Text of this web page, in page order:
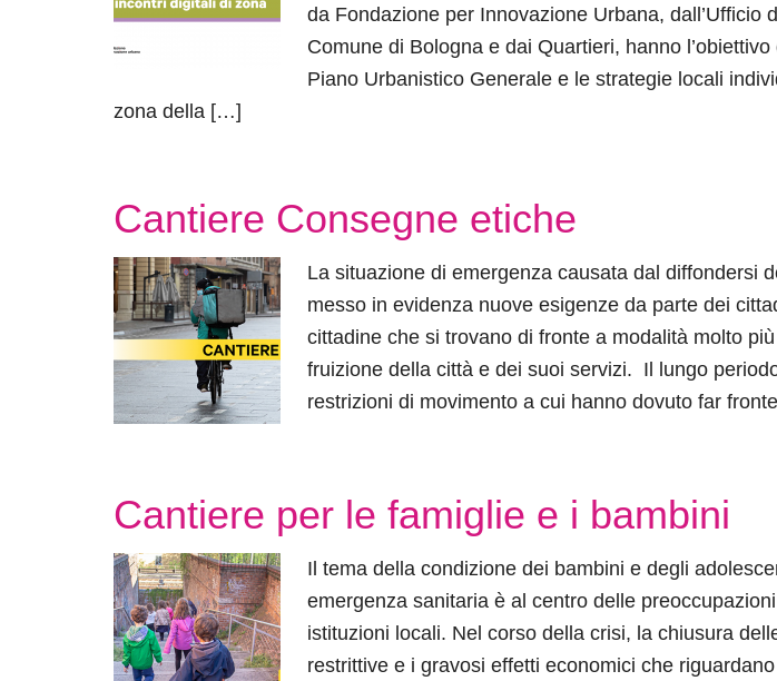
da Fondazione per Innovazione Urbana, dall’Ufficio
Comune di Bologna e dai Quartieri, hanno l’obiettivo
Piano Urbanistico Generale e le strategie locali
zona della […]
Cantiere Consegne etiche
La situazione di emergenza causata dal diffondersi
messo in evidenza nuove esigenze da parte dei
cittadine che si trovano di fronte a modalità molto
fruizione della città e dei suoi servizi. Il lungo
restrizioni di movimento a cui hanno dovuto far
Cantiere per le famiglie e i bambini
Il tema della condizione dei bambini e degli
emergenza sanitaria è al centro delle
istituzioni locali. Nel corso della crisi, la chiusura
restrittive e i gravosi effetti economici che